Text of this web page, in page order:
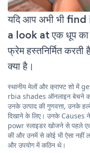
यदि आप अभी भी
a look at एक धूप का
फ्रेम हस्तनिर्मित
क्या है।
स्थानीय मेलों और क्राफ्ट शो में
rbia shades ऑनलाइन बेचने
उनके उत्पाद की गुणवत्ता, उनके
दिखाने के लिए। उनके Causes ने
powr स्लाइडर खोजने से पहले
की और उनमें से कोई भी ऐसा नहीं
और उपयोग में कठिन थे।